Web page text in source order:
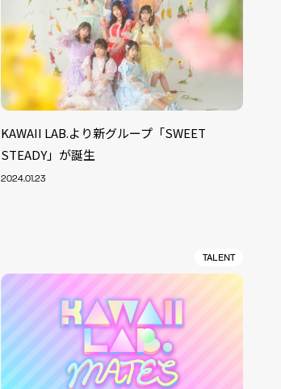
KAWAII LAB.より新グループ「SWEET
STEADY」が誕生
2024.01.23
TALENT